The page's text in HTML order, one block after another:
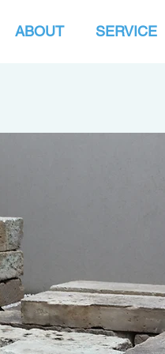
ABOUT SERVICE